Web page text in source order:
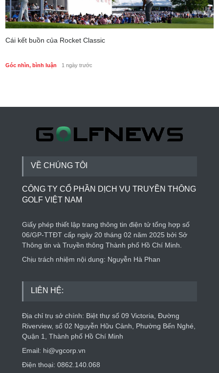
Cái kết buồn của Rocket Classic
Góc nhìn, bình luận 1 ngày trước
VỀ CHÚNG TÔI
CÔNG TY CỔ PHẦN DỊCH VỤ TRUYỀN THÔNG
GOLF VIỆT NAM
Giấy phép thiết lập trang thông tin điện tử tổng hợp số
06/GP-TTĐT cấp ngày 20 tháng 02 năm 2025 bởi Sở
Thông tin và Truyền thông Thành phố Hồ Chí Minh.
Chịu trách nhiệm nội dung: Nguyễn Hà Phan
LIÊN HỆ:
Địa chỉ trụ sở chính: Biệt thự số 09 Victoria, Đường
Riverview, số 02 Nguyễn Hữu Cảnh, Phường Bến Nghé,
Quận 1, Thành phố Hồ Chí Minh
Email: hi@vgcorp.vn
Điện thoại: 0862.140.068